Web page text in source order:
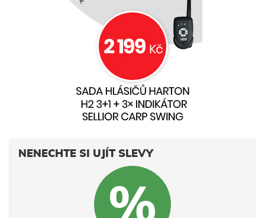
NENECHTE SI UJÍT SLEVY